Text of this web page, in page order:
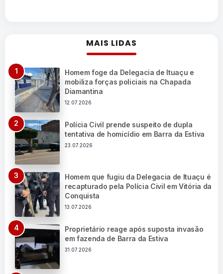
MAIS LIDAS
Homem foge da Delegacia de Ituaçu e
mobiliza forças policiais na Chapada
Diamantina
12.07.2026
Polícia Civil prende suspeito de dupla
tentativa de homicídio em Barra da Estiva
23.07.2026
Homem que fugiu da Delegacia de Ituaçu é
recapturado pela Polícia Civil em Vitória da
Conquista
13.07.2026
Proprietário reage após suposta invasão
em fazenda de Barra da Estiva
31.07.2026